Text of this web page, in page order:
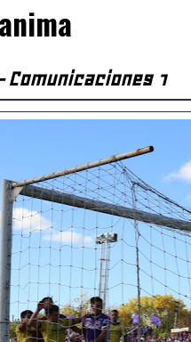
Comunicaciones 1